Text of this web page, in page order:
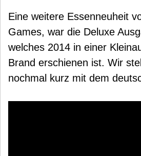
Eine weitere Essenneuheit
Games, war die Deluxe
welches 2014 in einer
Brand erschienen ist. Wir
nochmal kurz mit dem